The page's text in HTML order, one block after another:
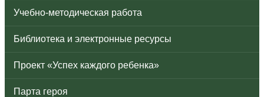
Учебно-методическая работа
Библиотека и электронные ресурсы
Проект «Успех каждого ребенка»
Парта героя